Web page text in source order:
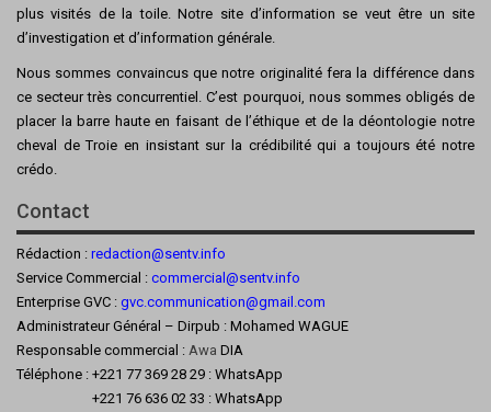
plus visités de la toile. Notre site d’information se veut être un site
d’investigation et d’information générale.
Nous sommes convaincus que notre originalité fera la différence dans
ce secteur très concurrentiel. C’est pourquoi, nous sommes obligés de
placer la barre haute en faisant de l’éthique et de la déontologie notre
cheval de Troie en insistant sur la crédibilité qui a toujours été notre
crédo.
Contact
Rédaction : redaction@sentv.info
Service Commercial : commercial@sentv.info
Enterprise GVC : gvc.communication@gmail.com
Administrateur Général – Dirpub : Mohamed WAGUE
Responsable commercial : Awa DIA
Téléphone : +221 77 369 28 29 : WhatsApp
+221 76 636 02 33 : WhatsApp